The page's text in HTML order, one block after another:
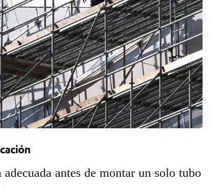
antes de montar un solo tubo